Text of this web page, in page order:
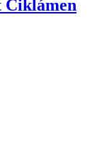
Ciklámen